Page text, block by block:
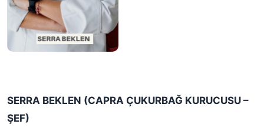
SERRA BEKLEN (CAPRA ÇUKURBAĞ KURUCUSU –
ŞEF)